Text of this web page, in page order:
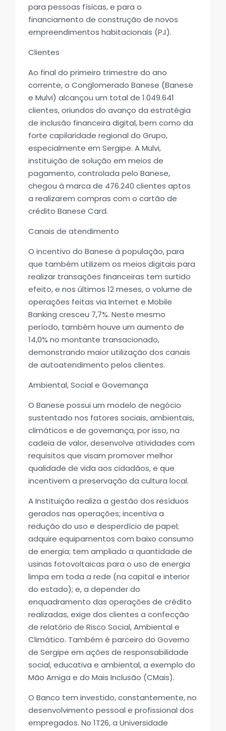
para pessoas físicas, e para o
financiamento de construção de novos
empreendimentos habitacionais (PJ).
Clientes
Ao final do primeiro trimestre do ano
corrente, o Conglomerado Banese (Banese
e Mulvi) alcançou um total de 1.049.641
clientes, oriundos do avanço da estratégia
de inclusão financeira digital, bem como da
forte capilaridade regional do Grupo,
especialmente em Sergipe. A Mulvi,
instituição de solução em meios de
pagamento, controlada pelo Banese,
chegou à marca de 476.240 clientes aptos
a realizarem compras com o cartão de
crédito Banese Card.
Canais de atendimento
O incentivo do Banese à população, para
que também utilizem os meios digitais para
realizar transações financeiras tem surtido
efeito, e nos últimos 12 meses, o volume de
operações feitas via Internet e Mobile
Banking cresceu 7,7%. Neste mesmo
período, também houve um aumento de
14,0% no montante transacionado,
demonstrando maior utilização dos canais
de autoatendimento pelos clientes.
Ambiental, Social e Governança
O Banese possui um modelo de negócio
sustentado nos fatores sociais, ambientais,
climáticos e de governança, por isso, na
cadeia de valor, desenvolve atividades com
requisitos que visam promover melhor
qualidade de vida aos cidadãos, e que
incentivem a preservação da cultura local.
A Instituição realiza a gestão dos resíduos
gerados nas operações; incentiva a
redução do uso e desperdício de papel;
adquire equipamentos com baixo consumo
de energia; tem ampliado a quantidade de
usinas fotovoltaicas para o uso de energia
limpa em toda a rede (na capital e interior
do estado); e, a depender do
enquadramento das operações de crédito
realizadas, exige dos clientes a confecção
de relatório de Risco Social, Ambiental e
Climático. Também é parceiro do Governo
de Sergipe em ações de responsabilidade
social, educativa e ambiental, a exemplo do
Mão Amiga e do Mais Inclusão (CMais).
O Banco tem investido, constantemente, no
desenvolvimento pessoal e profissional dos
empregados. No 1T26, a Universidade